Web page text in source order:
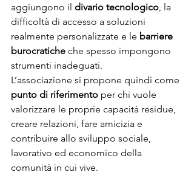
aggiungono il divario tecnologico, la
difficoltà di accesso a soluzioni
realmente personalizzate e le barriere
burocratiche che spesso impongono
strumenti inadeguati.
L’associazione si propone quindi come
punto di riferimento per chi vuole
valorizzare le proprie capacità residue,
creare relazioni, fare amicizia e
contribuire allo sviluppo sociale,
lavorativo ed economico della
comunità in cui vive.